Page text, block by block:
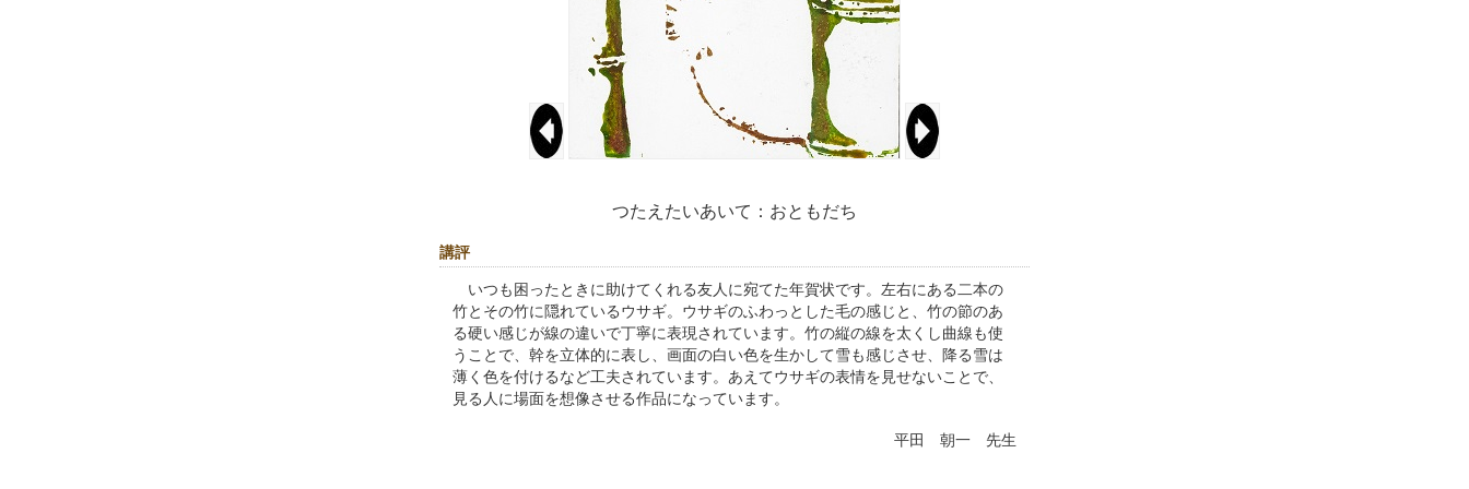
つたえたいあいて：おともだち
講評
いつも困ったときに助けてくれる友人に宛てた年賀状です。左右にある二本の
竹とその竹に隠れているウサギ。ウサギのふわっとした毛の感じと、竹の節のあ
る硬い感じが線の違いで丁寧に表現されています。竹の縦の線を太くし曲線も使
うことで、幹を立体的に表し、画面の白い色を生かして雪も感じさせ、降る雪は
薄く色を付けるなど工夫されています。あえてウサギの表情を見せないことで、
見る人に場面を想像させる作品になっています。
平田 朝一 先生